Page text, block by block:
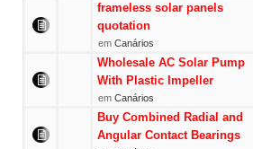
frameless solar panels
quotation
em Canários
Wholesale AC Solar Pump
With Plastic Impeller
em Canários
Buy Combined Radial and
Angular Contact Bearings